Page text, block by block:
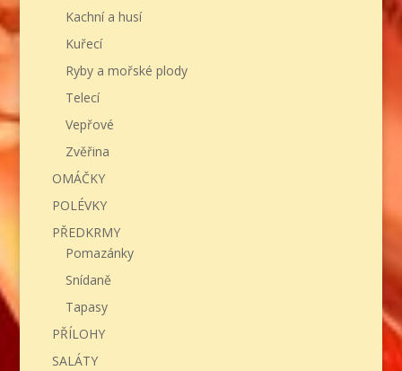
Kachní a husí
Kuřecí
Ryby a mořské plody
Telecí
Vepřové
Zvěřina
OMÁČKY
POLÉVKY
PŘEDKRMY
Pomazánky
Snídaně
Tapasy
PŘÍLOHY
SALÁTY